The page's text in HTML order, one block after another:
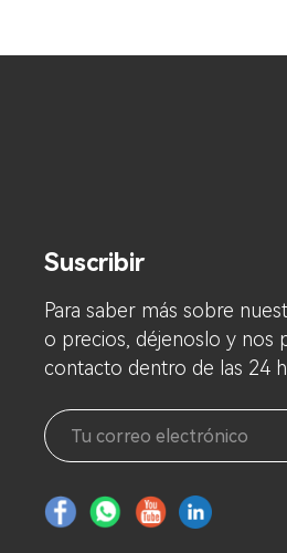
Suscribir
Para saber más sobre
o precios, déjenoslo y nos
contacto dentro de las 24